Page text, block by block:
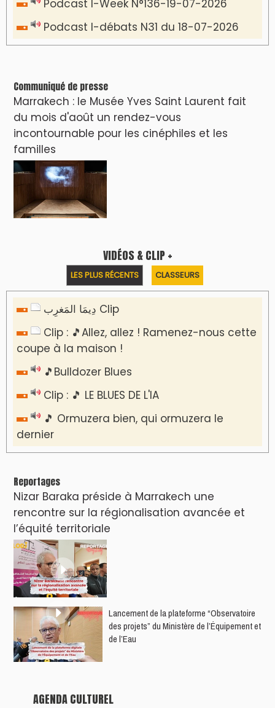
Podcast I-Week N°136-19-07-2026
Podcast I-débats N31 du 18-07-2026
Communiqué de presse
Marrakech : le Musée Yves Saint Laurent fait
du mois d'août un rendez-vous
incontournable pour les cinéphiles et les
familles
VIDÉOS & CLIP +
LES PLUS RÉCENTS CLASSEURS
دِيمَا المَغرِب Clip
Clip : 🎵Allez, allez ! Ramenez-nous cette
coupe à la maison !
🎵Bulldozer Blues
Clip : 🎵 LE BLUES DE L'IA
🎵 Ormuzera bien, qui ormuzera le
dernier
Reportages
Nizar Baraka préside à Marrakech une
rencontre sur la régionalisation avancée et
l’équité territoriale
​Lancement de la plateforme “Observatoire
des projets” du Ministère de l’Équipement et
de l’Eau
AGENDA CULTUREL